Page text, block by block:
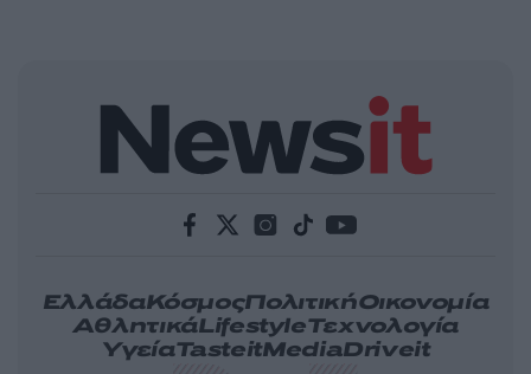
ΕλλάδαΚόσμοςΠολιτικήΟικονομία
ΑθλητικάLifestyleΤεχνολογία
ΥγείαTasteitMediaDriveit